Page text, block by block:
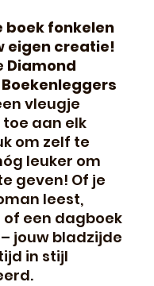
boek fonkelen
eigen creatie!
Diamond
vleugje
aan elk
om zelf te
leuker om
geven! Of je
leest,
een dagboek
jouw bladzijde
in stijl